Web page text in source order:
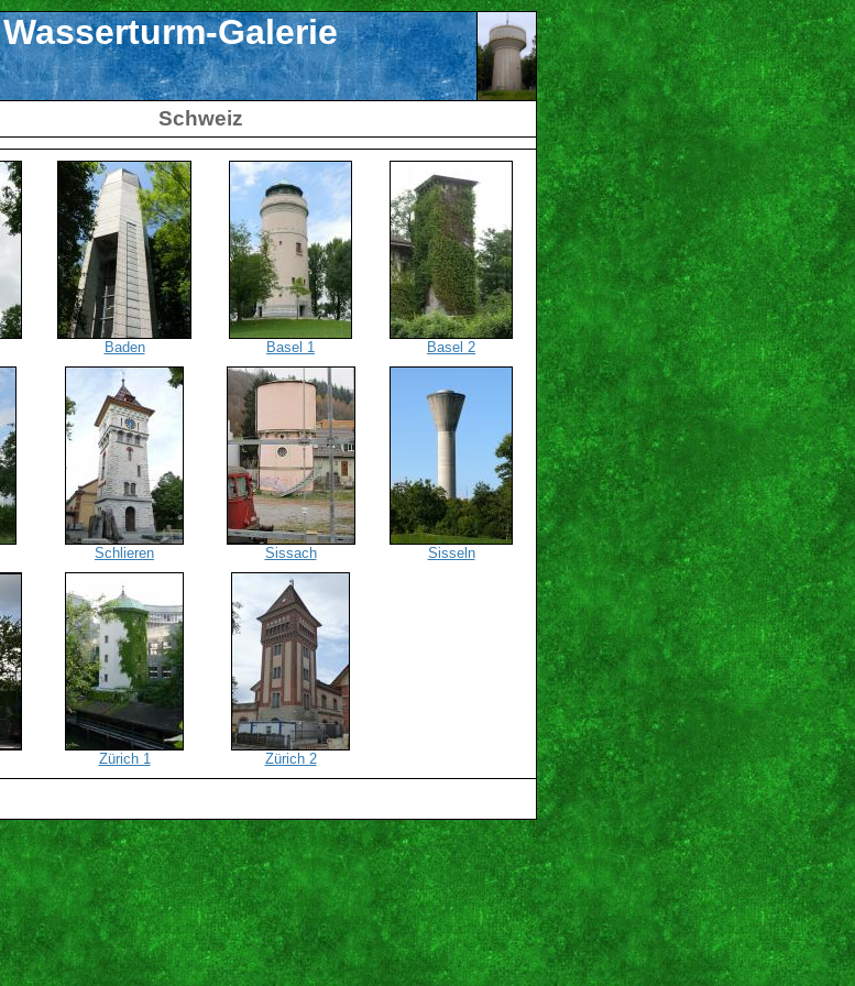
Wasserturm-Galerie
Schweiz
Baden Basel 1 Basel 2
Schlieren Sissach Sisseln
Zürich 1 Zürich 2